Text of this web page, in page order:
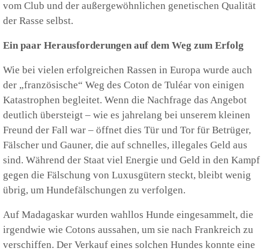
vom Club und der außergewöhnlichen genetischen Qualität
der Rasse selbst.
Ein paar Herausforderungen auf dem Weg zum Erfolg
Wie bei vielen erfolgreichen Rassen in Europa wurde auch
der „französische“ Weg des Coton de Tuléar von einigen
Katastrophen begleitet. Wenn die Nachfrage das Angebot
deutlich übersteigt – wie es jahrelang bei unserem kleinen
Freund der Fall war – öffnet dies Tür und Tor für Betrüger,
Fälscher und Gauner, die auf schnelles, illegales Geld aus
sind. Während der Staat viel Energie und Geld in den Kampf
gegen die Fälschung von Luxusgütern steckt, bleibt wenig
übrig, um Hundefälschungen zu verfolgen.
Auf Madagaskar wurden wahllos Hunde eingesammelt, die
irgendwie wie Cotons aussahen, um sie nach Frankreich zu
verschiffen. Der Verkauf eines solchen Hundes konnte eine